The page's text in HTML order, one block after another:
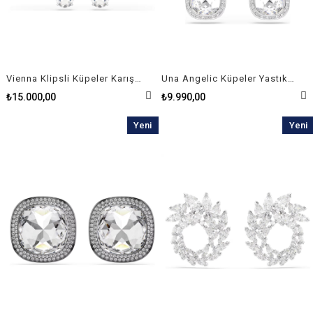
₺15.000,00 ₺9.990,00
Yeni
Yeni